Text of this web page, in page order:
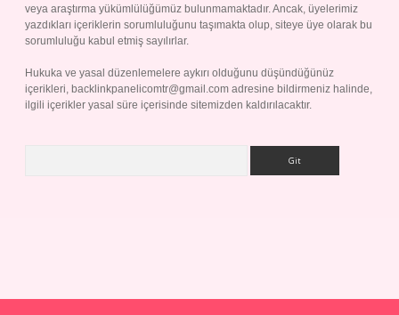
veya araştırma yükümlülüğümüz bulunmamaktadır. Ancak, üyelerimiz
yazdıkları içeriklerin sorumluluğunu taşımakta olup, siteye üye olarak bu
sorumluluğu kabul etmiş sayılırlar.
Hukuka ve yasal düzenlemelere aykırı olduğunu düşündüğünüz
içerikleri, backlinkpanelicomtr@gmail.com adresine bildirmeniz halinde,
ilgili içerikler yasal süre içerisinde sitemizden kaldırılacaktır.